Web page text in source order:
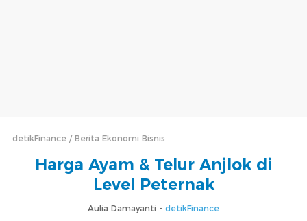
detikFinance Berita Ekonomi Bisnis
Harga Ayam & Telur Anjlok di
Level Peternak
Aulia Damayanti - detikFinance